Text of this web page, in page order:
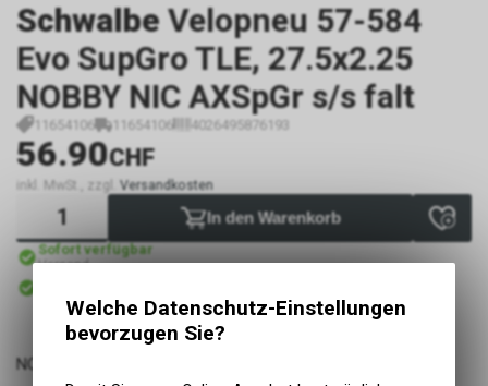
Schwalbe Velopneu 57-584
Evo SupGro TLE, 27.5x2.25
NOBBY NIC AXSpGr s/s falt
11654106 11654106 4026495876193
56.90CHF
inkl. MwSt., zzgl. Versandkosten
In den Warenkorb
Sofort verfügbar
Versand
NOBBY NIC
Welche Datenschutz-Einstellungen
bevorzugen Sie?